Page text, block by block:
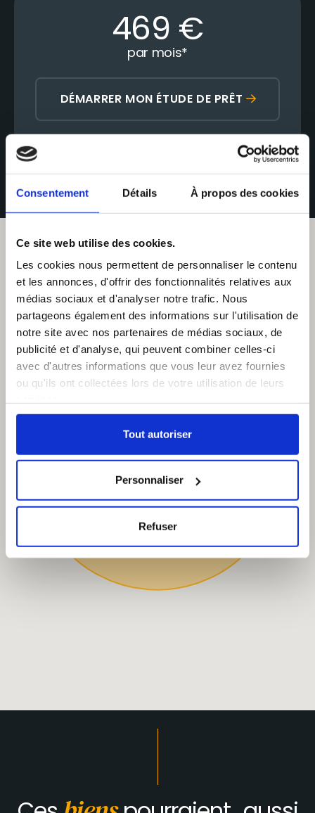
Consentement Détails À propos des cookies
Ce site web utilise des cookies.
Les cookies nous permettent de personnaliser le contenu
et les annonces, d'offrir des fonctionnalités relatives aux
médias sociaux et d'analyser notre trafic. Nous
partageons également des informations sur l'utilisation de
notre site avec nos partenaires de médias sociaux, de
publicité et d'analyse, qui peuvent combiner celles-ci
avec d'autres informations que vous leur avez fournies
ou qu'ils ont collectées lors de votre utilisation de leurs
Tout autoriser
Personnaliser
Refuser
469€
par mois*
DÉMARRER MON ÉTUDE DE PRÊT
*Hors frais de notaire, cette simulation est fournie à titre informatif, les
données dans ce simulateur sont indicatives et non contractuelles.